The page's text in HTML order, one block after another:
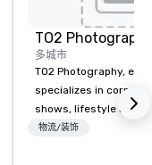
TO2
多城市
TO2 Photography,
specializes in
shows, lifestyle
photography. With
物流/装饰